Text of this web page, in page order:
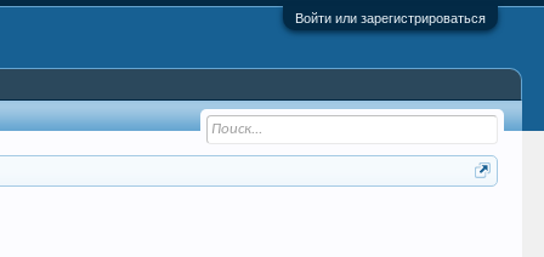
Войти или зарегистрироваться